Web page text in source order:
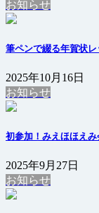
お知らせ
筆ペンで綴る年賀状
2025年10月16日
お知らせ
初参加！みえほほえ
2025年9月27日
お知らせ